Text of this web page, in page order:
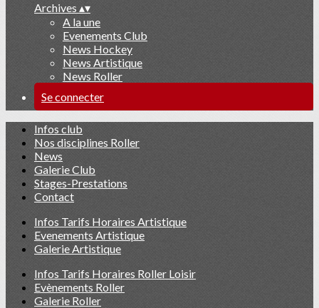
Archives ▴▾
A la une
Evenements Club
News Hockey
News Artistique
News Roller
Se connecter
Infos club
Nos disciplines Roller
News
Galerie Club
Stages-Prestations
Contact
Infos Tarifs Horaires Artistique
Evenements Artistique
Galerie Artistique
Infos Tarifs Horaires Roller Loisir
Evènements Roller
Galerie Roller